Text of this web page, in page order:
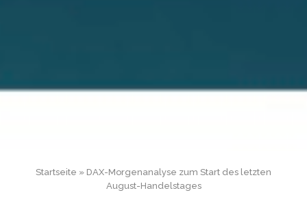
Startseite » DAX-Morgenanalyse zum Start des letzten
August-Handelstages